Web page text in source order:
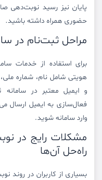
پایان نیز رسید نوبت‌دهی
حضوری همراه داشته باشید.
مراحل ثبت‌نام در
برای استفاده از خدمات
هویتی شامل نام، شماره
و ایمیل معتبر در
فعال‌سازی به ایمیل ارسال
وارد سامانه شوید.
مشکلات رایج در
راه‌حل آن‌ها
بسیاری از کاربران در روند